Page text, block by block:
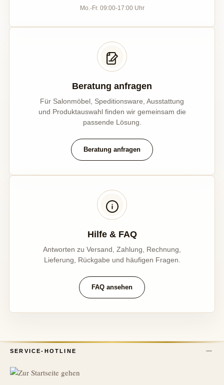
Mo.-Fr. 09:00-17:00 Uhr
Beratung anfragen
Für Salonmöbel, Speditionsware, Ausstattung
und Produktauswahl finden wir gemeinsam die
passende Lösung.
Beratung anfragen
Hilfe & FAQ
Antworten zu Versand, Zahlung, Rechnung,
Lieferung, Rückgabe und häufigen Fragen.
FAQ ansehen
SERVICE-HOTLINE